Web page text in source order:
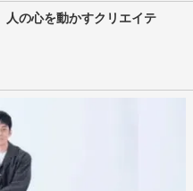
人の心を動かすクリエイテ